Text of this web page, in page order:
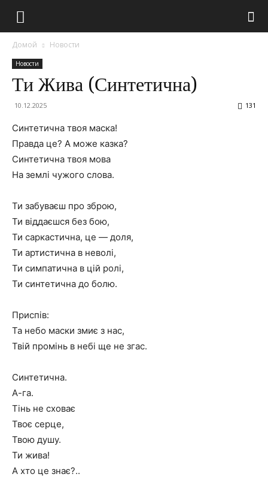
Домой Новости
Новости
Ти Жива (Синтетична)
10.12.2025 131
Синтетична твоя маска!
Правда це? А може казка?
Синтетична твоя мова
На землі чужого слова.
Ти забуваєш про зброю,
Ти віддаєшся без бою,
Ти саркастична, це — доля,
Ти артистична в неволі,
Ти симпатична в цій ролі,
Ти синтетична до болю.
Приспів:
Та небо маски змиє з нас,
Твій промінь в небі ще не згас.
Синтетична.
А-га.
Тінь не сховає
Твоє серце,
Твою душу.
Ти жива!
А хто це знає?..